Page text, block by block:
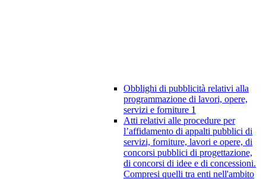
Obblighi di pubblicità relativi alla
programmazione di lavori, opere,
servizi e forniture 1
Atti relativi alle procedure per
l’affidamento di appalti pubblici di
servizi, forniture, lavori e opere, di
concorsi pubblici di progettazione,
di concorsi di idee e di concessioni.
Compresi quelli tra enti nell'ambito